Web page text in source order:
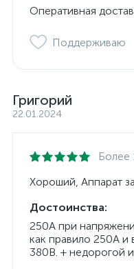
Оперативная
Поддерживаю
Григорий
22.01.2024
Более
Хороший, Аппарат
Достоинства:
250А при
как правило 250А и
380В. + недорогой